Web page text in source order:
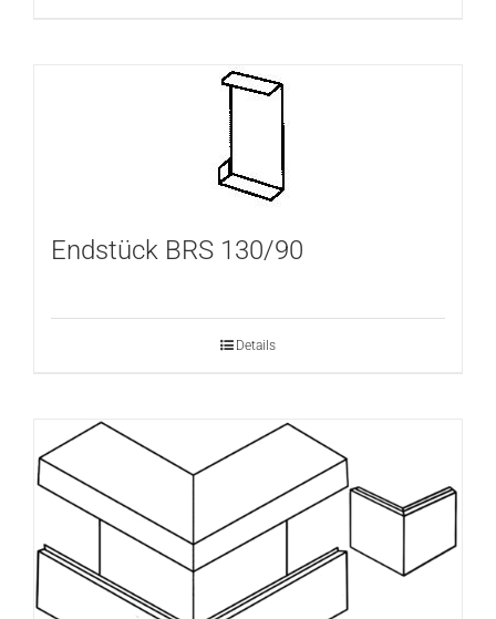
Endstück BRS 130/90
Details